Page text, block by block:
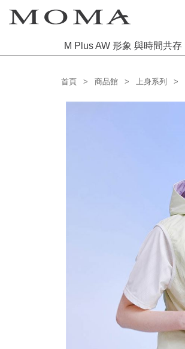
M Plus AW 形象 與時間共存
M Plus AW 形象 與時間共存
首頁 商品館 上身系列